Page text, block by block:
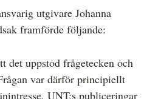
utgivare Johanna
framförde följande:
det uppstod frågetecken och
var därför principiellt
UNT:s publiceringar